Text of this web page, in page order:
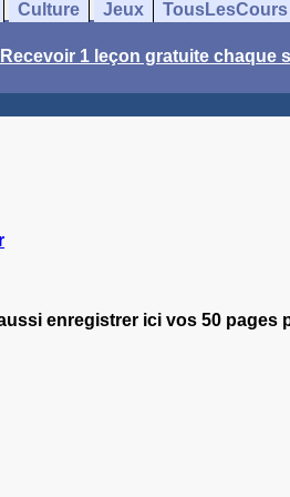
Culture Jeux TousLesCours
Recevoir 1 leçon gratuite chaque
enregistrer ici vos 50 pages